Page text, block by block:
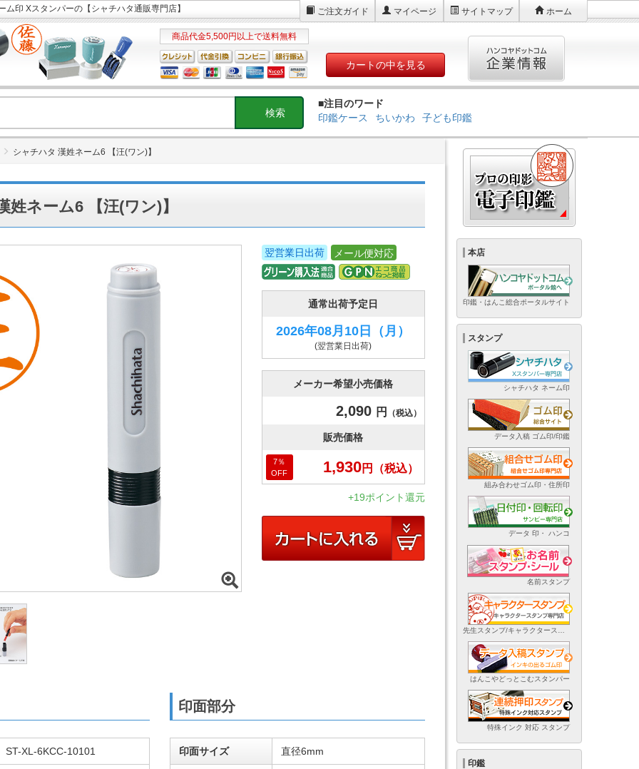
印 Xスタンパーの【シャチハタ通販専門店】 ご注文ガイド マイページ サイトマップ ホーム
商品代金5,500円以上で送料無料
カートの中を見る
■注目のワード
印鑑ケース
ちいかわ 子ども印鑑
シャチハタ 漢姓ネーム6 【汪(ワン)】
姓ネーム6 【汪(ワン)】
翌営業日出荷 メール便対応
通常出荷予定日
2026年08月10日 （月）
(翌営業日出荷)
メーカー希望小売価格
2,090 円 （税込）
販売価格
1,930円 （税込）
7％
OFF
+19ポイント還元
ST-XL-6KCC-10101
印面部分
印面サイズ 直径6mm
本店
印鑑・はんこ総合ポータルサイト
スタンプ
シャチハタ ネーム印
データ入稿 ゴム印/印鑑
組み合わせゴム印・住所印
データ 印・ ハンコ
名前スタンプ
はんこやどっとこむスタンパー
特殊インク 対応 スタンプ
印鑑